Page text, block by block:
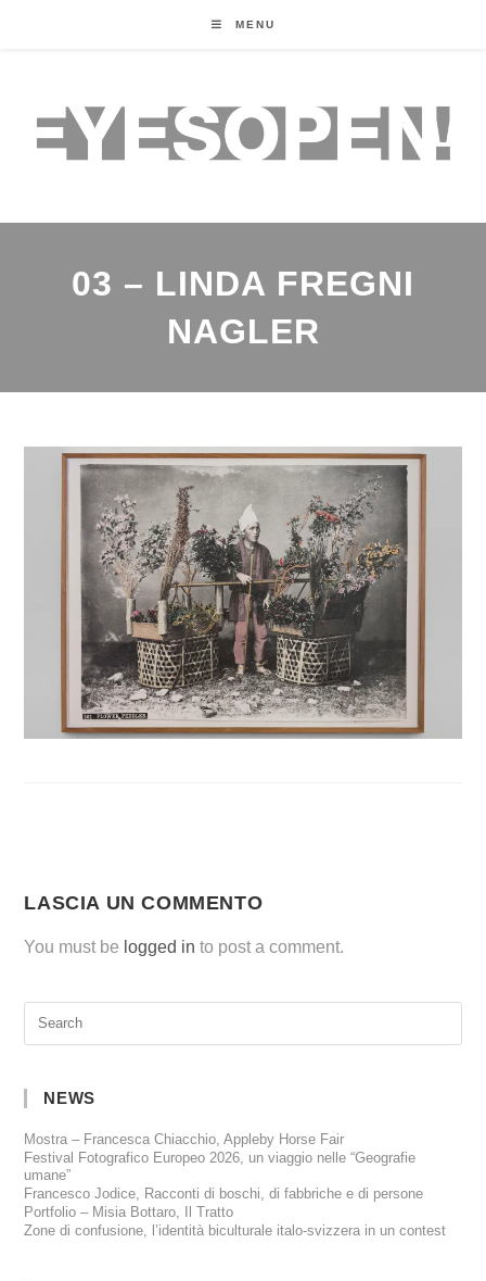
MENU
03 – LINDA FREGNI
NAGLER
LASCIA UN COMMENTO
You must be logged in to post a comment.
NEWS
Mostra – Francesca Chiacchio, Appleby Horse Fair
Festival Fotografico Europeo 2026, un viaggio nelle “Geografie
umane”
Francesco Jodice, Racconti di boschi, di fabbriche e di persone
Portfolio – Misia Bottaro, Il Tratto
Zone di confusione, l’identità biculturale italo-svizzera in un contest